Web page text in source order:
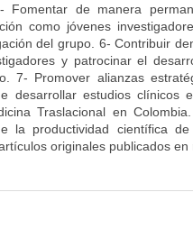
Fomentar de manera
como jóvenes
del grupo. 6- Contribuir
y patrocinar el
7- Promover alianzas
desarrollar estudios clínicos
Traslacional en
la productividad científica
originales publicados